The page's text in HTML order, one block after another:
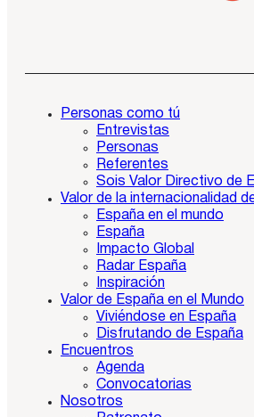
Personas como tú
Entrevistas
Personas
Referentes
Sois Valor Directivo de
Valor de la internacionalidad
España en el mundo
España
Impacto Global
Radar España
Inspiración
Valor de España en el Mundo
Viviéndose en España
Disfrutando de España
Encuentros
Agenda
Convocatorias
Nosotros